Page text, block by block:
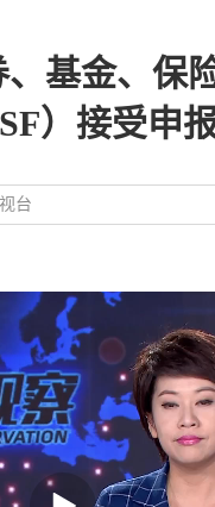
基金、保
）接受申
台